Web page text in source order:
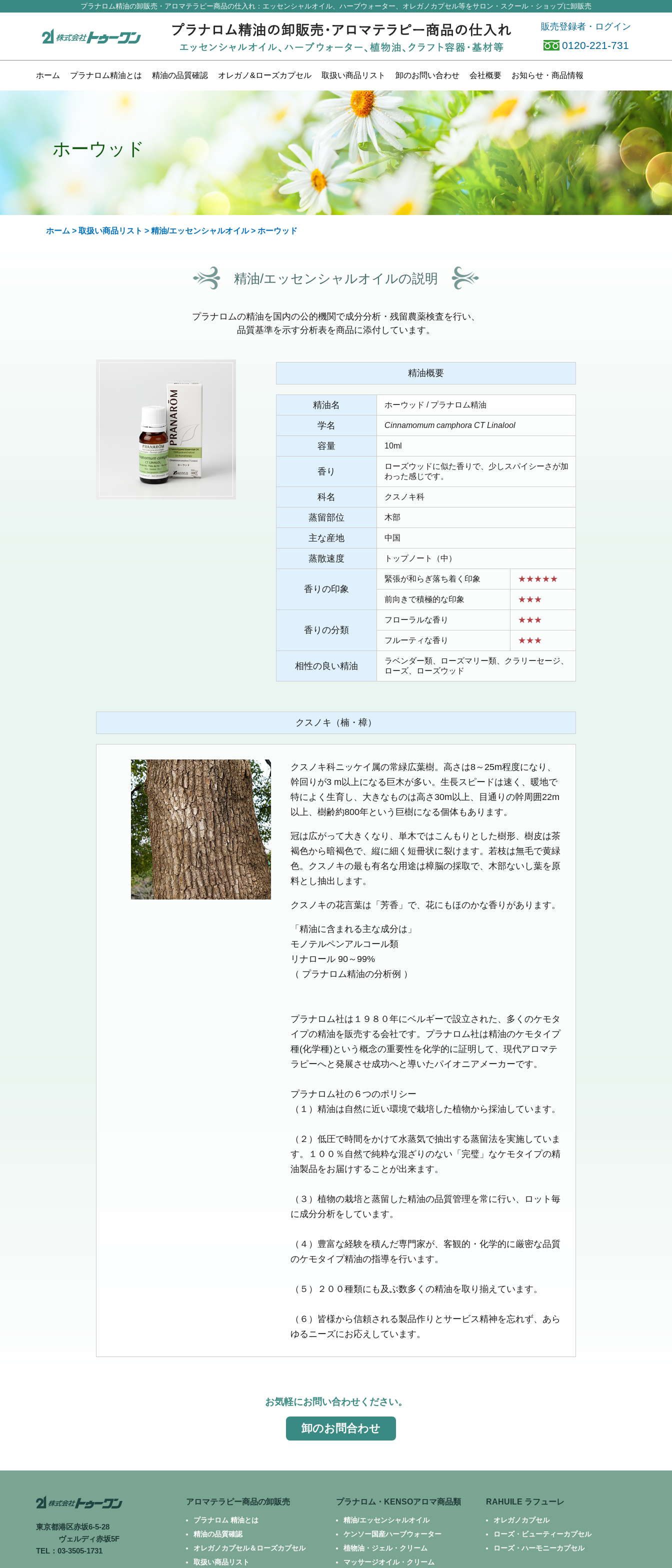
プラナロム精油の卸販売・アロマテラピー商品の仕入れ ：エッセンシャルオイル、ハーブウォーター、オレガノカプセル等をサロン・スクール・ショップに卸販売
販売登録者・ログイン
0120-221-731
ホーム プラナロム精油とは 精油の品質確認 オレガノ&ローズカプセル 取扱い商品リスト 卸のお問い合わせ 会社概要 お知らせ ・商品情報
ホーウッド
ホーム > 取扱い商品リスト > 精油/エッセンシャルオイル> ホーウッド
精油/エッセンシャルオイルの説明
プラナロムの精油を国内の公的機関で成分分析・残留農薬検査を行い、
品質基準を示す分析表を商品に添付しています。
精油概要
精油名 ホーウッド / プラナロム精油
学名 Cinnamomum camphora CT Linalool
容量 10ml
香り
ローズウッドに似た香りで、少しスパイシーさが加
わった感じです。
科名 クスノキ科
蒸留部位 木部
主な産地 中国
蒸散速度 トップノート（中）
香りの印象
緊張が和らぎ落ち着く印象 ★★★★★
前向きで積極的な印象 ★★★
香りの分類
フローラルな香り ★★★
フルーティな香り ★★★
相性の良い精油
ラベンダー類、ローズマリー類、クラリーセージ、
ローズ、ローズウッド
クスノキ（楠・樟）
クスノキ科ニッケイ属の常緑広葉樹。高さは8～25m程度になり、
幹回りが3 m以上になる巨木が多い。生長スピードは速く、暖地で
特によく生育し、大きなものは高さ30m以上、目通りの幹周囲22m
以上、樹齢約800年という巨樹になる個体もあります。
冠は広がって大きくなり、単木ではこんもりとした樹形、樹皮は茶
褐色から暗褐色で、縦に細く短冊状に裂けます。若枝は無毛で黄緑
色。クスノキの最も有名な用途は樟脳の採取で、木部ないし葉を原
料とし抽出します。
クスノキの花言葉は「芳香」で、花にもほのかな香りがあります。
「精油に含まれる主な成分は」
モノテルペンアルコール類
リナロール 90～99%
（ プラナロム精油の分析例 ）
プラナロム社は１９８０年にベルギーで設立された、多くのケモタ
イプの精油を販売する会社です。プラナロム社は精油のケモタイプ
種(化学種)という概念の重要性を化学的に証明して、現代アロマテ
ラピーへと発展させ成功へと導いたパイオニアメーカーです。
プラナロム社の６つのポリシー
（１）精油は自然に近い環境で栽培した植物から採油しています。
（２）低圧で時間をかけて水蒸気で抽出する蒸留法を実施していま
す。１００％自然で純粋な混ざりのない「完璧」なケモタイプの精
油製品をお届けすることが出来ます。
（３）植物の栽培と蒸留した精油の品質管理を常に行い、ロット毎
に成分分析をしています。
（４）豊富な経験を積んだ専門家が、客観的・化学的に厳密な品質
のケモタイプ精油の指導を行います。
（５）２００種類にも及ぶ数多くの精油を取り揃えています。
（６）皆様から信頼される製品作りとサービス精神を忘れず、あら
ゆるニーズにお応えしています。
お気軽にお問い合わせください。
卸のお問合わせ
東京都港区赤坂6-5-28
ヴェルディ赤坂5F
TEL：03-3505-1731
アロマテラピー商品の卸販売
プラナロム 精油とは
精油の品質確認
オレガノカプセル＆ローズカプセル
取扱い商品リスト
プラナロム・KENSOアロマ商品類
精油/エッセンシャルオイル
ケンソー国産ハーブウォーター
植物油・ジェル・クリーム
マッサージオイル・クリーム
RAHUILE ラフューレ
オレガノカプセル
ローズ・ビューティーカプセル
ローズ・ハーモニーカプセル